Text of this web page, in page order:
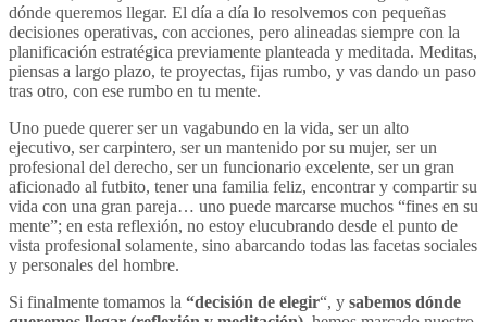
dónde queremos llegar. El día a día lo resolvemos con pequeñas
decisiones operativas, con acciones, pero alineadas siempre con la
planificación estratégica previamente planteada y meditada. Meditas,
piensas a largo plazo, te proyectas, fijas rumbo, y vas dando un paso
tras otro, con ese rumbo en tu mente.
Uno puede querer ser un vagabundo en la vida, ser un alto
ejecutivo, ser carpintero, ser un mantenido por su mujer, ser un
profesional del derecho, ser un funcionario excelente, ser un gran
aficionado al futbito, tener una familia feliz, encontrar y compartir su
vida con una gran pareja… uno puede marcarse muchos “fines en su
mente”; en esta reflexión, no estoy elucubrando desde el punto de
vista profesional solamente, sino abarcando todas las facetas sociales
y personales del hombre.
Si finalmente tomamos la “decisión de elegir“, y sabemos dónde